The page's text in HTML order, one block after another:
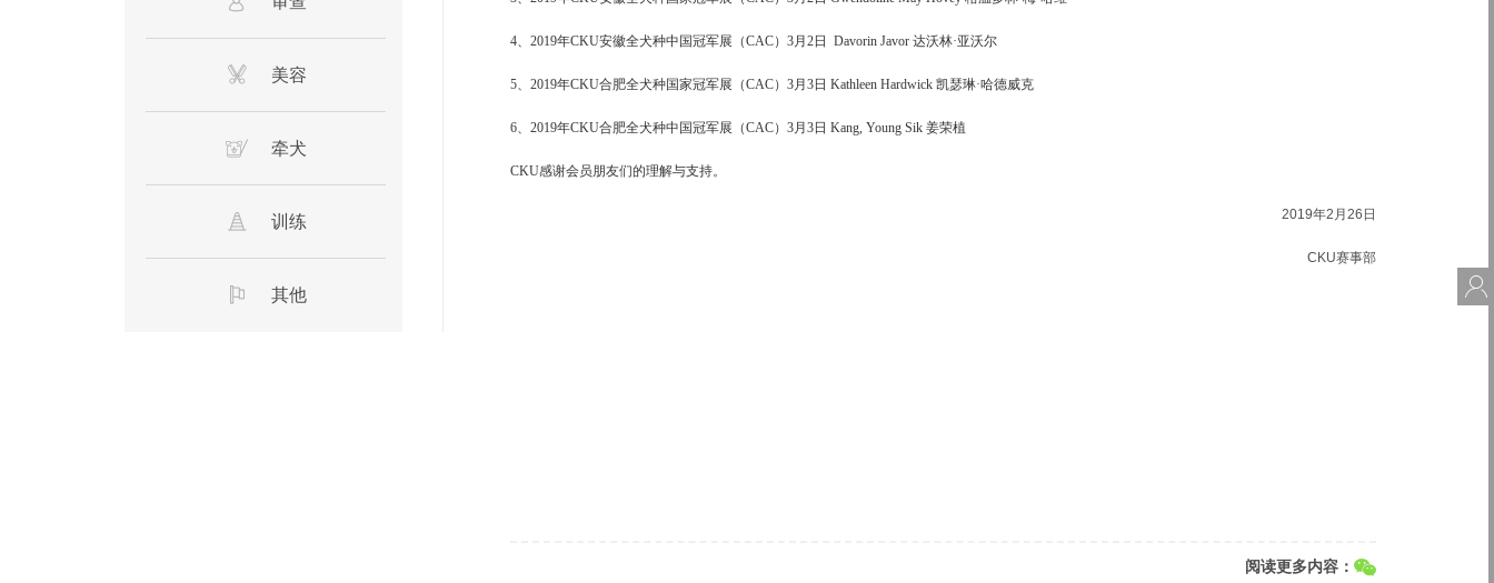
美容
牵犬
训练
其他
4、 2019年CKU安徽全犬种中国冠军展（CAC）3月2日 Davorin Javor 达沃林·亚沃尔
5、 2019年CKU合肥全犬种国家冠军展（CAC）3月3日 Kathleen Hardwick 凯瑟琳·哈德威克
6、 2019年CKU合肥全犬种中国冠军展（CAC）3月3日 Kang, Young Sik 姜荣植
CKU感谢会员朋友们的理解与支持。
2019年2月26日
CKU赛事部
阅读更多内容：